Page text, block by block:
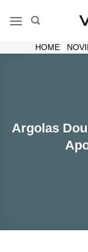
HOME|
Argolas